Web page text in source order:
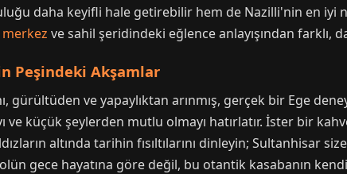
daha keyifli hale getirebilir hem de Nazilli'nin en iyi
merkez ve sahil şeridindeki eğlence anlayışından farklı,
Peşindeki Akşamlar
gürültüden ve yapaylıktan arınmış, gerçek bir Ege
ve küçük şeylerden mutlu olmayı hatırlatır. İster bir
altında tarihin fısıltılarını dinleyin; Sultanhisar
gece hayatına göre değil, bu otantik kasabanın